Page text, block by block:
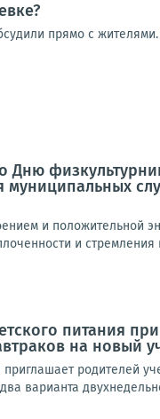
прямо с
и положительной
и стремления
питания
на новый
родителей
варианта